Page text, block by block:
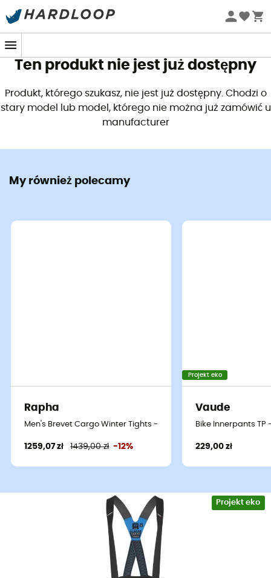
Letnie promocje 🔥 -5% DODATKOWO przy zakupie 2
Ten produkt nie jest już dostępny
Produkt, którego szukasz, nie jest już dostępny. Chodzi o
stary model lub model, którego nie można już zamówić u
manufacturer
My również polecamy
Rapha
Men's Brevet Cargo Winter Tights - Spodenki kolarskie z
1259,07 zł 1439,00 zł -12%
Projekt eko
Vaude
Bike Innerpants
229,00 zł
Projekt eko